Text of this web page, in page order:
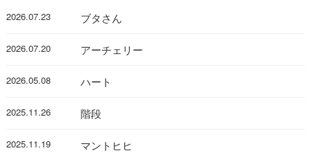
2026.07.23 ブタさん
2026.07.20 アーチェリー
2026.05.08 ハート
2025.11.26 階段
2025.11.19 マントヒヒ